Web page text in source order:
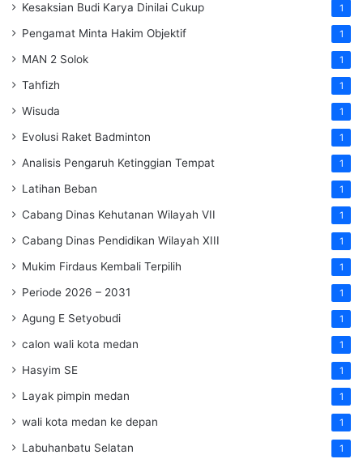
Kesaksian Budi Karya Dinilai Cukup 1
Pengamat Minta Hakim Objektif 1
MAN 2 Solok 1
Tahfizh 1
Wisuda 1
Evolusi Raket Badminton 1
Analisis Pengaruh Ketinggian Tempat 1
Latihan Beban 1
Cabang Dinas Kehutanan Wilayah VII 1
Cabang Dinas Pendidikan Wilayah XIII 1
Mukim Firdaus Kembali Terpilih 1
Periode 2026 – 2031 1
Agung E Setyobudi 1
calon wali kota medan 1
Hasyim SE 1
Layak pimpin medan 1
wali kota medan ke depan 1
Labuhanbatu Selatan 1